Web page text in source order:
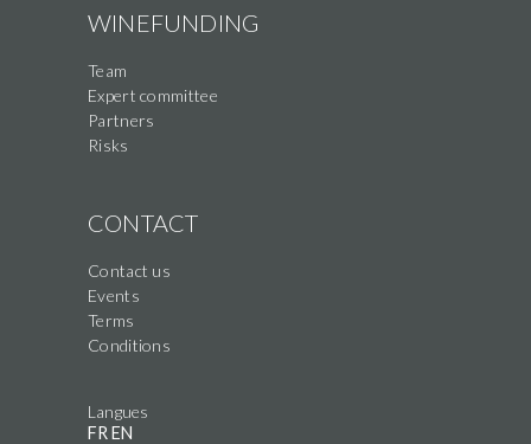
WINEFUNDING
Team
Expert committee
Partners
Risks
CONTACT
Contact us
Events
Terms
Conditions
Langues
FR EN